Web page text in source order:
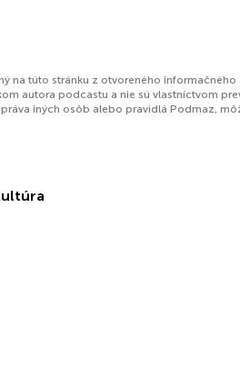
na túto stránku z otvoreného
autora podcastu a nie sú vlastníctvom
iných osôb alebo pravidlá Podmaz,